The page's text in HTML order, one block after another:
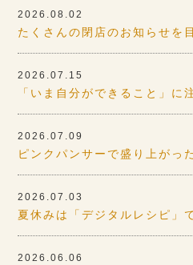
2026.08.02
たくさんの閉店のお知らせを
2026.07.15
「いま自分ができること」に
2026.07.09
ピンクパンサーで盛り上がっ
2026.07.03
夏休みは「デジタルレシピ」
2026.06.06